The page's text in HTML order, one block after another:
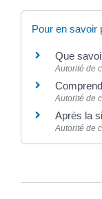
Pour en savoir
Que
Autorité de
Autorité de
Après la
Autorité de